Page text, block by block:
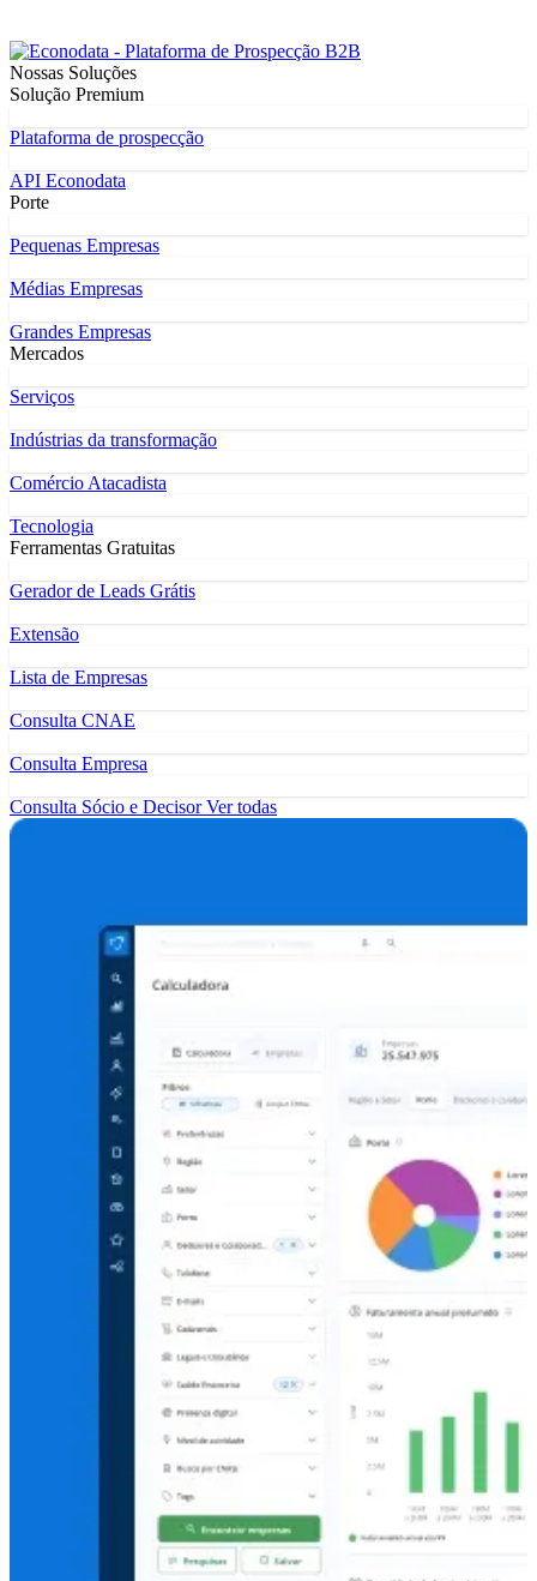
Nossas Soluções
Solução Premium
Plataforma de prospecção
API Econodata
Porte
Pequenas Empresas
Médias Empresas
Grandes Empresas
Mercados
Serviços
Indústrias da transformação
Comércio Atacadista
Tecnologia
Ferramentas Gratuitas
Gerador de Leads Grátis
Extensão
Lista de Empresas
Consulta CNAE
Consulta Empresa
Consulta Sócio e DecisorVer todas